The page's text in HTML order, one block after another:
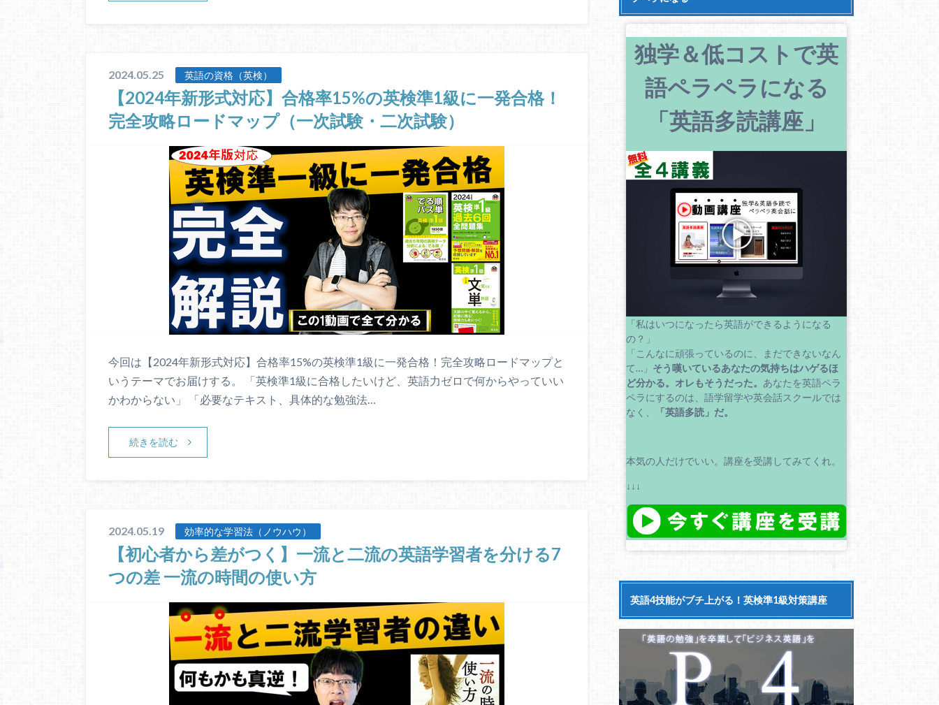
2024.05.25 英語の資格（英検）
【2024年新形式対応】合格率15%の英検準1級に一発合格！
完全攻略ロードマップ（一次試験・二次試験）
今回は【2024年新形式対応】合格率15%の英検準1級に一発合格！完全攻略ロードマップと
いうテーマでお届けする。 「英検準1級に合格したいけど、英語力ゼロで何からやっていい
かわからない」 「必要なテキスト、具体的な勉強法…
続きを読む
2024.05.19 効率的な学習法（ノウハウ）
【初心者から差がつく】一流と二流の英語学習者を分ける7
つの差 一流の時間の使い方
独学＆低コストで英
語ペラペラになる
「英語多読講座」
「私はいつになったら英語ができるようになる
の？」
「こんなに頑張っているのに、まだできないなん
て…」 そう嘆いているあなたの気持ちはハゲるほ
ど分かる。 オレもそうだった。 あなたを英語ペラ
ペラにするのは、語学留学や英会話スクールでは
なく、
「英語多読」だ。
本気の人だけでいい。講座を受講してみてくれ。
↓↓↓
英語4技能がブチ上がる！英検準1級対策講座